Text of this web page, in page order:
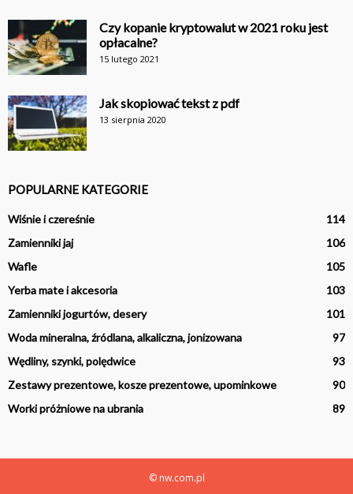
Czy kopanie kryptowalut w 2021 roku jest
opłacalne?
15 lutego 2021
Jak skopiować tekst z pdf
13 sierpnia 2020
POPULARNE KATEGORIE
Wiśnie i czereśnie
114
Zamienniki jaj
106
Wafle
105
Yerba mate i akcesoria
103
Zamienniki jogurtów, desery
101
Woda mineralna, źródlana, alkaliczna, jonizowana
97
Wędliny, szynki, polędwice
93
Zestawy prezentowe, kosze prezentowe, upominkowe
90
Worki próżniowe na ubrania
89
© nw.com.pl